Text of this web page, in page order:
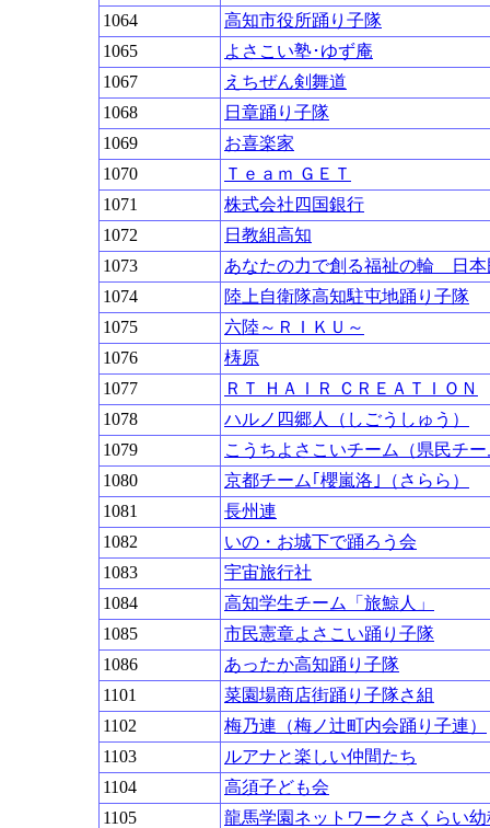
1064
高知市役所踊り子隊
1065
よさこい塾･ゆず庵
1067
えちぜん剣舞道
1068
日章踊り子隊
1069
お喜楽家
1070
Ｔｅａｍ ＧＥＴ
1071
株式会社四国銀行
1072
日教組高知
1073
あなたの力で創る福祉の輪 日本
1074
陸上自衛隊高知駐屯地踊り子隊
1075
六陸～ＲＩＫＵ～
1076
梼原
1077
ＲＴ ＨＡＩＲ ＣＲＥＡＴＩＯＮ
1078
ハルノ四郷人（しごうしゅう）
1079
こうちよさこいチーム（県民チ
1080
京都チーム｢櫻嵐洛｣（さらら）
1081
長州連
1082
いの・お城下で踊ろう会
1083
宇宙旅行社
1084
高知学生チーム「旅鯨人」
1085
市民憲章よさこい踊り子隊
1086
あったか高知踊り子隊
1101
菜園場商店街踊り子隊さ組
1102
梅乃連（梅ノ辻町内会踊り子連）
1103
ルアナと楽しい仲間たち
1104
高須子ども会
1105
龍馬学園ネットワークさくらい